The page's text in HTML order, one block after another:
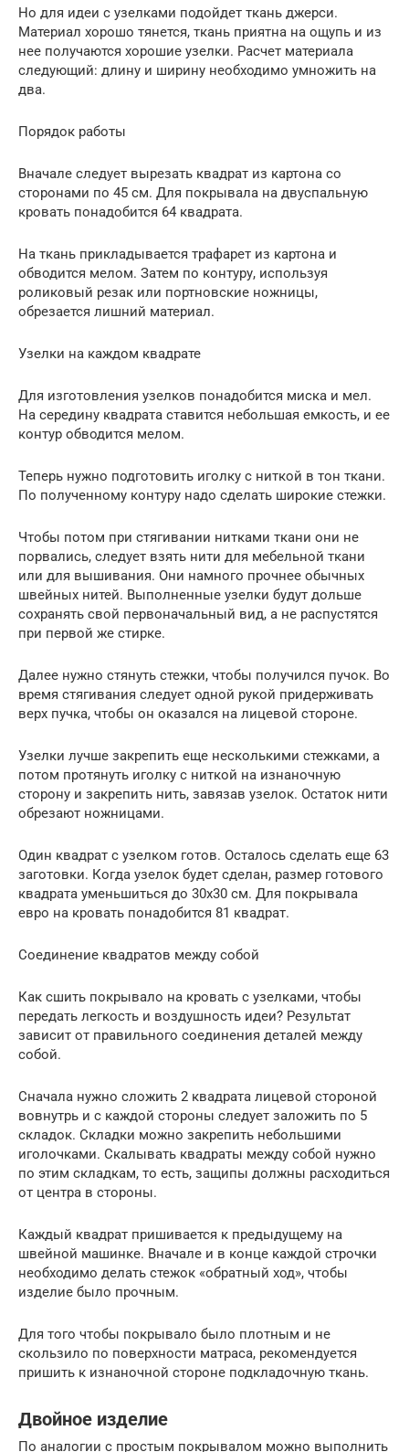
Но для идеи с узелками подойдет ткань джерси.
Материал хорошо тянется, ткань приятна на ощупь и из
нее получаются хорошие узелки. Расчет материала
следующий: длину и ширину необходимо умножить на
два.
Порядок работы
Вначале следует вырезать квадрат из картона со
сторонами по 45 см. Для покрывала на двуспальную
кровать понадобится 64 квадрата.
На ткань прикладывается трафарет из картона и
обводится мелом. Затем по контуру, используя
роликовый резак или портновские ножницы,
обрезается лишний материал.
Узелки на каждом квадрате
Для изготовления узелков понадобится миска и мел.
На середину квадрата ставится небольшая емкость, и ее
контур обводится мелом.
Теперь нужно подготовить иголку с ниткой в тон ткани.
По полученному контуру надо сделать широкие стежки.
Чтобы потом при стягивании нитками ткани они не
порвались, следует взять нити для мебельной ткани
или для вышивания. Они намного прочнее обычных
швейных нитей. Выполненные узелки будут дольше
сохранять свой первоначальный вид, а не распустятся
при первой же стирке.
Далее нужно стянуть стежки, чтобы получился пучок. Во
время стягивания следует одной рукой придерживать
верх пучка, чтобы он оказался на лицевой стороне.
Узелки лучше закрепить еще несколькими стежками, а
потом протянуть иголку с ниткой на изнаночную
сторону и закрепить нить, завязав узелок. Остаток нити
обрезают ножницами.
Один квадрат с узелком готов. Осталось сделать еще 63
заготовки. Когда узелок будет сделан, размер готового
квадрата уменьшиться до 30х30 см. Для покрывала
евро на кровать понадобится 81 квадрат.
Соединение квадратов между собой
Как сшить покрывало на кровать с узелками, чтобы
передать легкость и воздушность идеи? Результат
зависит от правильного соединения деталей между
собой.
Сначала нужно сложить 2 квадрата лицевой стороной
вовнутрь и с каждой стороны следует заложить по 5
складок. Складки можно закрепить небольшими
иголочками. Скалывать квадраты между собой нужно
по этим складкам, то есть, защипы должны расходиться
от центра в стороны.
Каждый квадрат пришивается к предыдущему на
швейной машинке. Вначале и в конце каждой строчки
необходимо делать стежок «обратный ход», чтобы
изделие было прочным.
Для того чтобы покрывало было плотным и не
скользило по поверхности матраса, рекомендуется
пришить к изнаночной стороне подкладочную ткань.
Двойное изделие
По аналогии с простым покрывалом можно выполнить